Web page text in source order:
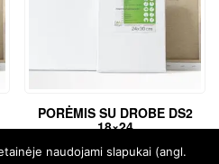
PORĖMIS SU DROBE DS2
18×24
€ 3,85
naudojami slapukai (angl.